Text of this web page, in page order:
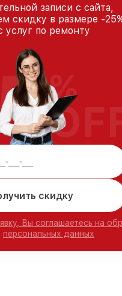
записи с сайта,
скидку в размере -
услуг по ремонту
скидку
Вы соглашаетесь на
персональных данных
%
OFF